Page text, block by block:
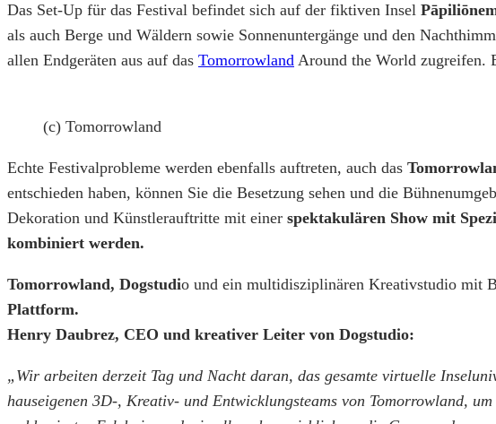
Das Set-Up für das Festival befindet sich auf der fiktiven Insel
als auch Berge und Wäldern sowie Sonnenuntergänge und den
allen Endgeräten aus auf das Tomorrowland Around the World zugreifen.
(c) Tomorrowland
Echte Festivalprobleme werden ebenfalls auftreten, auch das
entschieden haben, können Sie die Besetzung sehen und die
Dekoration und Künstlerauftritte mit einer spektakulären Show mit
kombiniert werden.
Tomorrowland, Dogstudio und ein multidisziplinären Kreativstudio mit
Plattform.
Henry Daubrez, CEO und kreativer Leiter von Dogstudio:
„Wir arbeiten derzeit Tag und Nacht daran, das gesamte virtuelle
hauseigenen 3D-, Kreativ- und Entwicklungsteams von Tomorrowland,